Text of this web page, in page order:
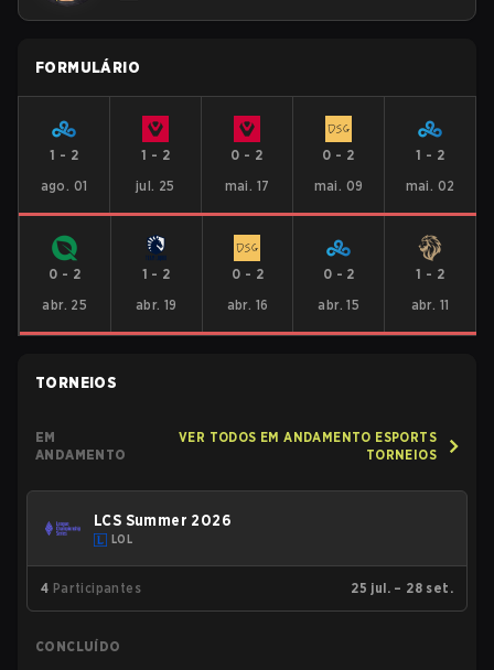
FORMULÁRIO
1 - 2
ago. 01
1 - 2
jul. 25
0 - 2
mai. 17
0 - 2
mai. 09
1 - 2
mai. 02
0 - 2
abr. 25
1 - 2
abr. 19
0 - 2
abr. 16
0 - 2
abr. 15
1 - 2
abr. 11
TORNEIOS
EM
ANDAMENTO
VER TODOS EM ANDAMENTO ESPORTS
TORNEIOS
LCS Summer 2026
LOL
4 Participantes 25 jul. – 28 set.
CONCLUÍDO